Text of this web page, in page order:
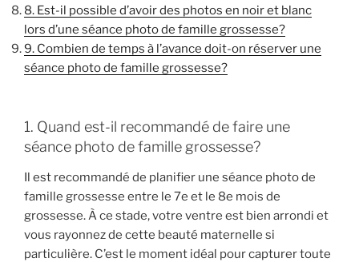
8. Est-il possible d’avoir des photos en noir et blanc
lors d’une séance photo de famille grossesse?
9. Combien de temps à l’avance doit-on réserver une
séance photo de famille grossesse?
1. Quand est-il recommandé de faire une
séance photo de famille grossesse?
Il est recommandé de planifier une séance photo de
famille grossesse entre le 7e et le 8e mois de
grossesse. À ce stade, votre ventre est bien arrondi et
vous rayonnez de cette beauté maternelle si
particulière. C’est le moment idéal pour capturer toute